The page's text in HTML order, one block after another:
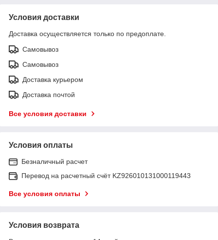
Условия доставки
Доставка осуществляется только по предоплате.
Самовывоз
Самовывоз
Доставка курьером
Доставка почтой
Все условия доставки
Условия оплаты
Безналичный расчет
Перевод на расчетный счёт KZ926010131000119443
Все условия оплаты
Условия возврата